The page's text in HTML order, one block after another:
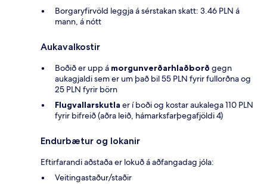
Borgaryfirvöld leggja á sérstakan skatt: 3.46 PLN á
mann, á nótt
Aukavalkostir
Boðið er upp á morgunverðarhlaðborð gegn
aukagjaldi sem er um það bil 55 PLN fyrir fullorðna og
25 PLN fyrir börn
Flugvallarskutla er í boði og kostar aukalega 110 PLN
fyrir bifreið (aðra leið, hámarksfarþegafjöldi 4)
Endurbætur og lokanir
Eftirfarandi aðstaða er lokuð á aðfangadag jóla:
Veitingastaður/staðir